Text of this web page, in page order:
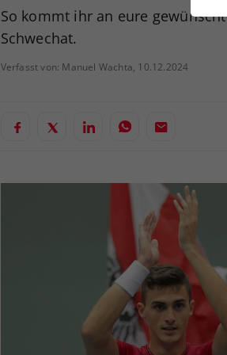
So kommt ihr an eure
Schwechat.
Verfasst von: Manuel Wachta, 10.12.2024